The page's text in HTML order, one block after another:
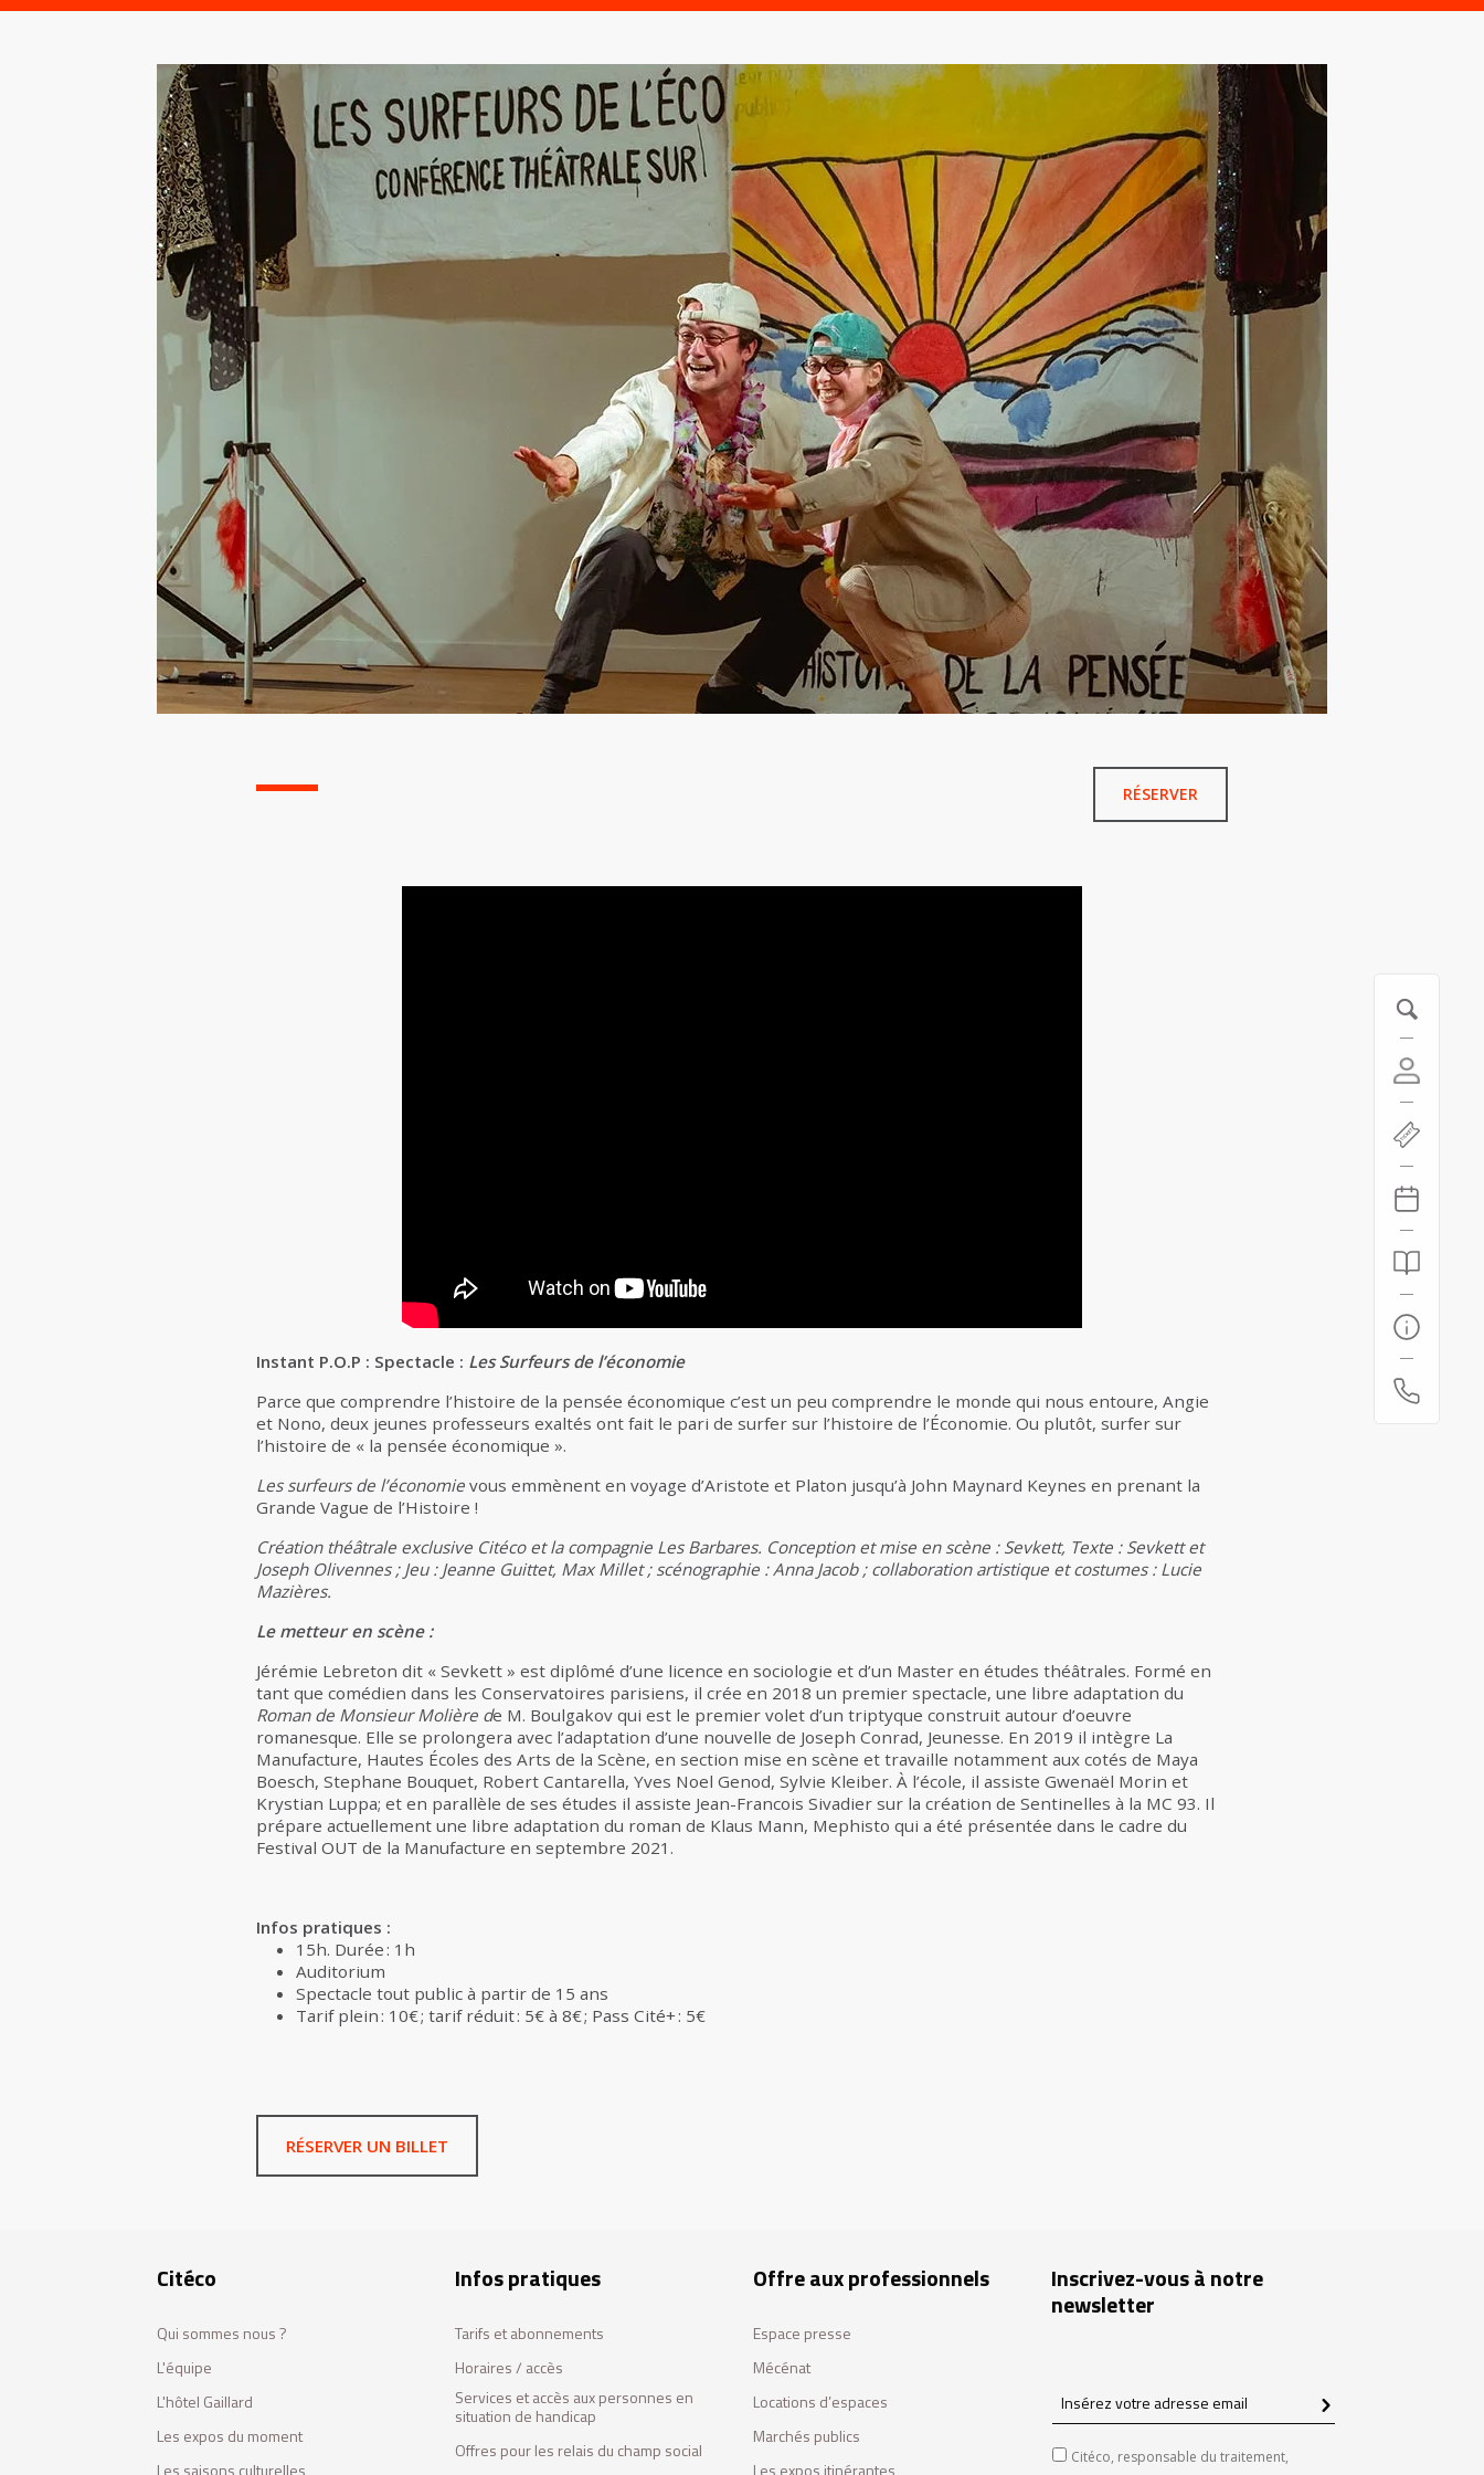
RÉSERVER
Instant P.O.P : Spectacle : Les Surfeurs de l’économie
Parce que comprendre l’histoire de la pensée économique c’est un peu comprendre le monde qui nous entoure, Angie
et Nono, deux jeunes professeurs exaltés ont fait le pari de surfer sur l’histoire de l’Économie. Ou plutôt, surfer sur
l’histoire de « la pensée économique ».
Les surfeurs de l’économie vous emmènent en voyage d’Aristote et Platon jusqu’à John Maynard Keynes en prenant la
Grande Vague de l’Histoire !
Création théâtrale exclusive Citéco et la compagnie Les Barbares. Conception et mise en scène : Sevkett, Texte : Sevkett et
Joseph Olivennes ; Jeu : Jeanne Guittet, Max Millet ; scénographie : Anna Jacob ; collaboration artistique et costumes : Lucie
Mazières.
Le metteur en scène :
Jérémie Lebreton dit « Sevkett » est diplômé d’une licence en sociologie et d’un Master en études théâtrales. Formé en
tant que comédien dans les Conservatoires parisiens, il crée en 2018 un premier spectacle, une libre adaptation du
Roman de Monsieur Molière de M. Boulgakov qui est le premier volet d’un triptyque construit autour d’oeuvre
romanesque. Elle se prolongera avec l’adaptation d’une nouvelle de Joseph Conrad, Jeunesse. En 2019 il intègre La
Manufacture, Hautes Écoles des Arts de la Scène, en section mise en scène et travaille notamment aux cotés de Maya
Boesch, Stephane Bouquet, Robert Cantarella, Yves Noel Genod, Sylvie Kleiber. À l’école, il assiste Gwenaël Morin et
Krystian Luppa; et en parallèle de ses études il assiste Jean-Francois Sivadier sur la création de Sentinelles à la MC 93. Il
prépare actuellement une libre adaptation du roman de Klaus Mann, Mephisto qui a été présentée dans le cadre du
Festival OUT de la Manufacture en septembre 2021.
Infos pratiques :
15h. Durée : 1h
Auditorium
Spectacle tout public à partir de 15 ans
Tarif plein : 10€ ; tarif réduit : 5€ à 8€ ; Pass Cité+ : 5€
RÉSERVER UN BILLET
Citéco
Qui sommes nous ?
L'équipe
L'hôtel Gaillard
Les expos du moment
Les saisons culturelles
Infos pratiques
Tarifs et abonnements
Horaires / accès
Services et accès aux personnes en
situation de handicap
Offres pour les relais du champ social
Offre aux professionnels
Espace presse
Mécénat
Locations d’espaces
Marchés publics
Les expos itinérantes
Inscrivez-vous à notre
newsletter
Insérez
votre
adresse
Citéco, responsable du traitement,